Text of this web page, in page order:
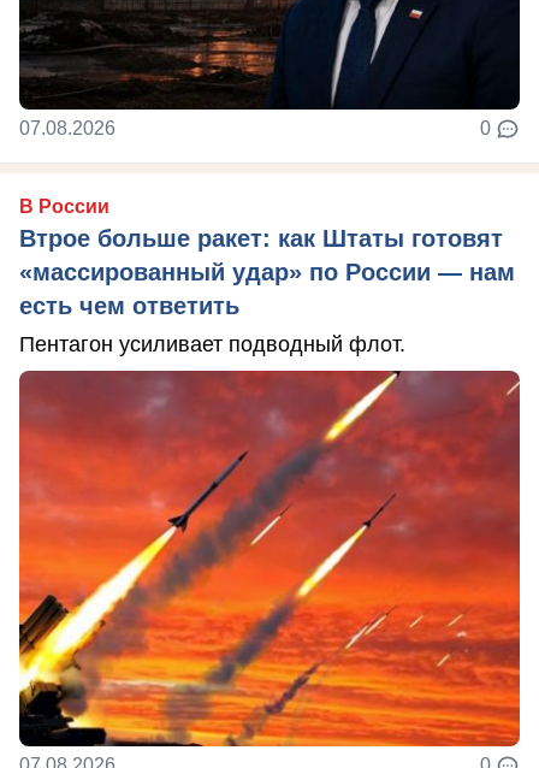
07.08.2026 0
В России
Втрое больше ракет: как Штаты готовят
«массированный удар» по России — нам
есть чем ответить
Пентагон усиливает подводный флот.